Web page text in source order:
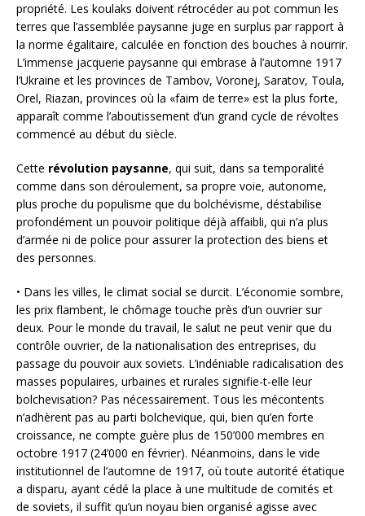
propriété. Les koulaks doivent rétrocéder au pot commun les
terres que l’assemblée paysanne juge en surplus par rapport à
la norme égalitaire, calculée en fonction des bouches à nourrir.
L’immense jacquerie paysanne qui embrase à l’automne 1917
l’Ukraine et les provinces de Tambov, Voronej, Saratov, Toula,
Orel, Riazan, provinces où la «faim de terre» est la plus forte,
apparaît comme l’aboutissement d’un grand cycle de révoltes
commencé au début du siècle.
Cette révolution paysanne, qui suit, dans sa temporalité
comme dans son déroulement, sa propre voie, autonome,
plus proche du populisme que du bolchévisme, déstabilise
profondément un pouvoir politique déjà affaibli, qui n’a plus
d’armée ni de police pour assurer la protection des biens et
des personnes.
• Dans les villes, le climat social se durcit. L’économie sombre,
les prix flambent, le chômage touche près d’un ouvrier sur
deux. Pour le monde du travail, le salut ne peut venir que du
contrôle ouvrier, de la nationalisation des entreprises, du
passage du pouvoir aux soviets. L’indéniable radicalisation des
masses populaires, urbaines et rurales signifie-t-elle leur
bolchevisation? Pas nécessairement. Tous les mécontents
n’adhèrent pas au parti bolchevique, qui, bien qu’en forte
croissance, ne compte guère plus de 150’000 membres en
octobre 1917 (24’000 en février). Néanmoins, dans le vide
institutionnel de l’automne de 1917, où toute autorité étatique
a disparu, ayant cédé la place à une multitude de comités et
de soviets, il suffit qu’un noyau bien organisé agisse avec